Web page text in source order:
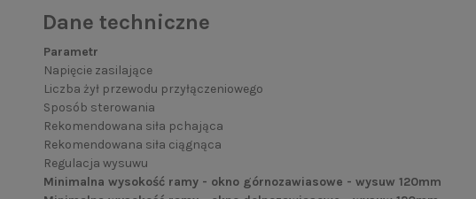
Dane techniczne
Parametr
Napięcie zasilające
Liczba żył przewodu przyłączeniowego
Sposób sterowania
Rekomendowana siła pchająca
Rekomendowana siła ciągnąca
Regulacja wysuwu
Minimalna wysokość ramy - okno górnozawiasowe - wysuw 120mm